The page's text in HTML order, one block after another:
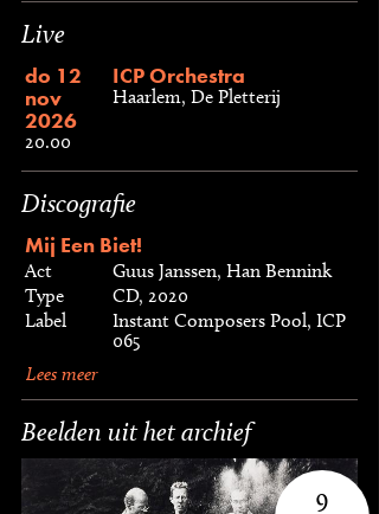
Live
do 12
nov
2026
20.00
ICP Orchestra
Haarlem, De Pletterij
Discografie
Mij Een Biet!
Act
Guus Janssen, Han Bennink
Type
CD, 2020
Label
Instant Composers Pool, ICP
065
Lees meer
Beelden uit het archief
9